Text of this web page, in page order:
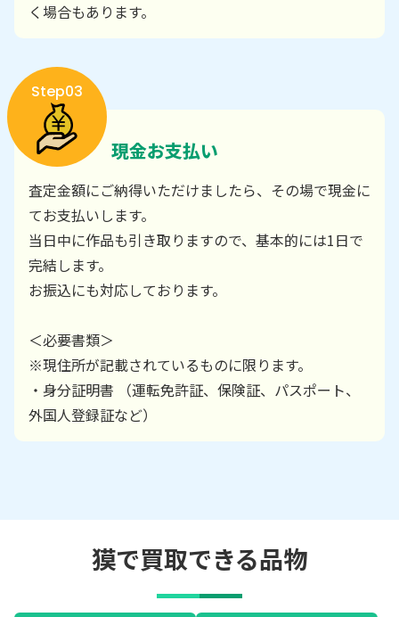
く場合もあります。
Step03
現金お支払い
査定金額にご納得いただけましたら、その場で現金に
てお支払いします。
当日中に作品も引き取りますので、基本的には1日で
完結します。
お振込にも対応しております。
＜必要書類＞
※現住所が記載されているものに限ります。
・身分証明書 （運転免許証、保険証、パスポート、
外国人登録証など）
獏で買取できる品物